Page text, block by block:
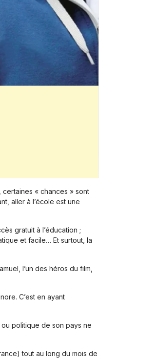
« chances » sont
aller à l’école est une
gratuit à l’éducation ;
et facile… Et surtout, la
l’un des héros du film,
C’est en ayant
ou politique de son pays ne
tout au long du mois de